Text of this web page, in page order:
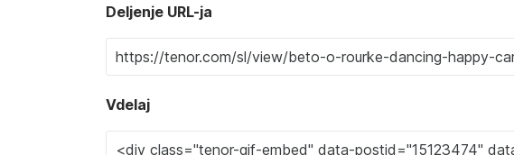
Deljenje URL-ja
Vdelaj